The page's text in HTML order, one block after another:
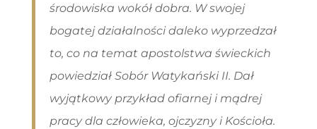
środowiska wokół dobra. W swojej
bogatej działalności daleko wyprzedzał
to, co na temat apostolstwa świeckich
powiedział Sobór Watykański II. Dał
wyjątkowy przykład ofiarnej i mądrej
pracy dla człowieka, ojczyzny i Kościoła.